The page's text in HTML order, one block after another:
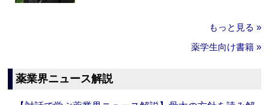
もっと見る »
薬学生向け書籍 »
薬業界ニュース解説